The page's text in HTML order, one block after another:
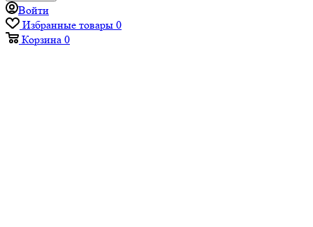
Войти
Избранные товары 0
Корзина 0